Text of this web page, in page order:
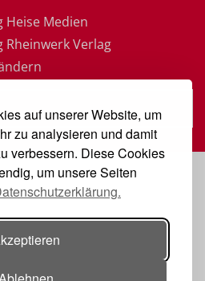
auf unserer Website, um
zu analysieren und damit
verbessern. Diese Cookies
um unsere Seiten
Medien
Verlag